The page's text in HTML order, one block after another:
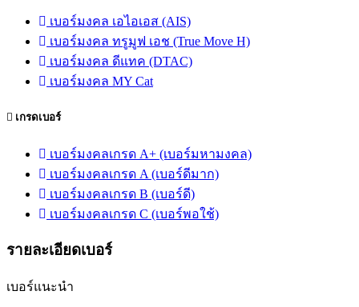
เบอร์มงคล เอไอเอส (AIS)
เบอร์มงคล ทรูมูฟ เอช (True Move H)
เบอร์มงคล ดีแทค (DTAC)
เบอร์มงคล MY Cat
เกรดเบอร์
เบอร์มงคลเกรด A+ (เบอร์มหามงคล)
เบอร์มงคลเกรด A (เบอร์ดีมาก)
เบอร์มงคลเกรด B (เบอร์ดี)
เบอร์มงคลเกรด C (เบอร์พอใช้)
รายละเอียดเบอร์
เบอร์แนะนำ